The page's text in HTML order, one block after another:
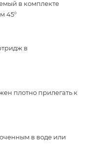
в комплекте
45°
в
плотно прилегать к
в воде или